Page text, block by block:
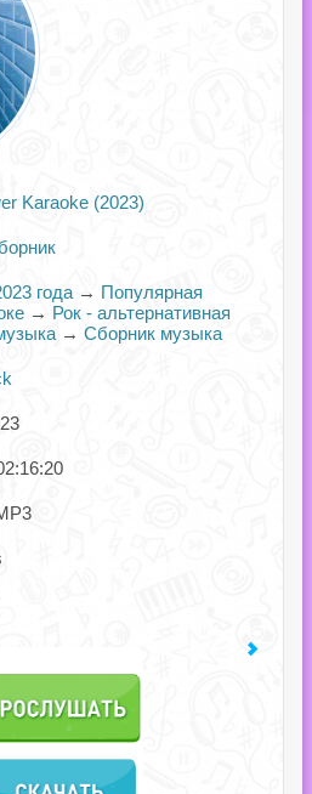
Karaoke (2023)
года → Популярная
→ Рок - альтернативная
→ Сборник музыка